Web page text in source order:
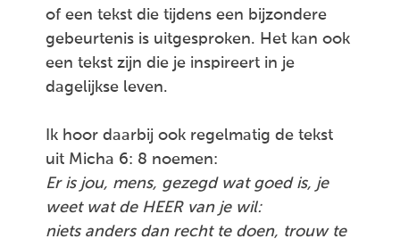
of een tekst die tijdens een bijzondere
gebeurtenis is uitgesproken. Het kan ook
een tekst zijn die je inspireert in je
dagelijkse leven.
Ik hoor daarbij ook regelmatig de tekst
uit Micha 6: 8 noemen:
Er is jou, mens, gezegd wat goed is, je
weet wat de HEER van je wil:
niets anders dan recht te doen, trouw te